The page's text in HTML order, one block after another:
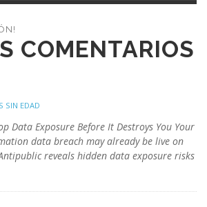
COMENTARIOS
SIN EDAD
Data Exposure Before It Destroys You Your
data breach may already be live on
reveals hidden data exposure risks